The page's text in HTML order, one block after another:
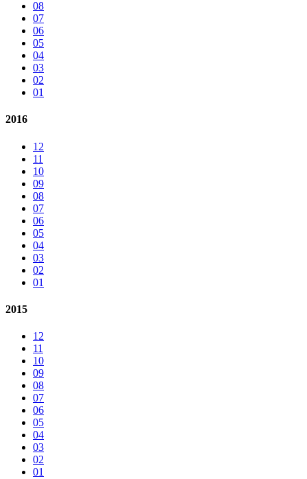
08
07
06
05
04
03
02
01
2016
12
11
10
09
08
07
06
05
04
03
02
01
2015
12
11
10
09
08
07
06
05
04
03
02
01